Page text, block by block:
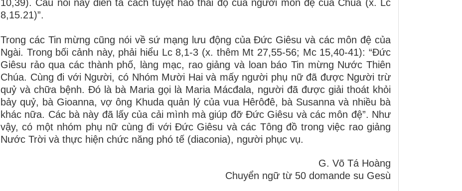
10,39). Câu nói này diễn tả cách tuyệt hảo thái độ của người môn đệ của Chúa (x. Lc
8,15.21)”.
Trong các Tin mừng cũng nói về sứ mạng lưu động của Đức Giêsu và các môn đệ của
Ngài. Trong bối cảnh này, phải hiểu Lc 8,1-3 (x. thêm Mt 27,55-56; Mc 15,40-41): “Đức
Giêsu rảo qua các thành phố, làng mạc, rao giảng và loan báo Tin mừng Nước Thiên
Chúa. Cùng đi với Người, có Nhóm Mười Hai và mấy người phụ nữ đã được Người trừ
quỷ và chữa bệnh. Đó là bà Maria gọi là Maria Mácđala, người đã được giải thoát khỏi
bảy quỷ, bà Gioanna, vợ ông Khuda quản lý của vua Hêrôđê, bà Susanna và nhiều bà
khác nữa. Các bà này đã lấy của cải mình mà giúp đỡ Đức Giêsu và các môn đệ”. Như
vậy, có một nhóm phụ nữ cùng đi với Đức Giêsu và các Tông đồ trong việc rao giảng
Nước Trời và thực hiện chức năng phó tế (diaconia), người phục vụ.
G. Võ Tá Hoàng
Chuyển ngữ từ 50 domande su Gesù